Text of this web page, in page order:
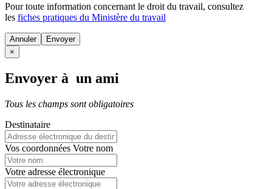
Pour toute information concernant le droit du travail, consultez
les fiches pratiques du Ministère du travail
Annuler
×
Envoyer à un ami
Tous les champs sont obligatoires
Destinataire
Vos coordonnées Votre nom
Votre adresse électronique